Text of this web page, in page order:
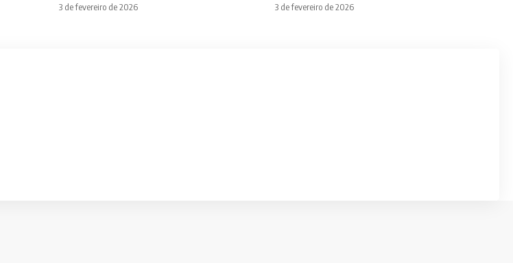
3 de fevereiro de 2026 3 de fevereiro de 2026